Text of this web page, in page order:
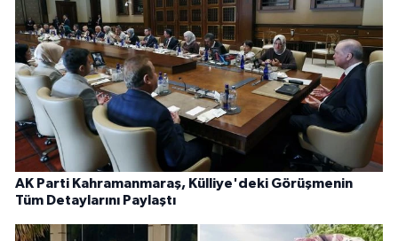
AK Parti Kahramanmaraş, Külliye'deki Görüşmenin
Tüm Detaylarını Paylaştı